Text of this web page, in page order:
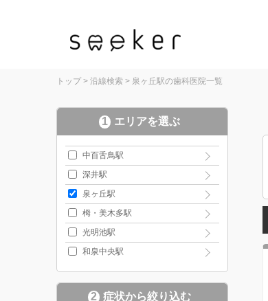
トップ > 沿線検索 > 泉ヶ丘駅の歯科医院一覧
1 エリアを選ぶ
中百舌鳥駅
深井駅
泉ヶ丘駅
栂・美木多駅
光明池駅
和泉中央駅
2 症状から絞り込む